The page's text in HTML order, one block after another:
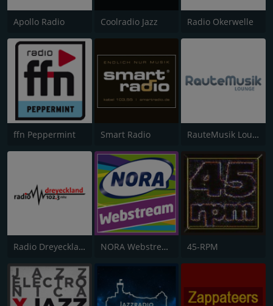
Apollo Radio Coolradio Jazz Radio Okerwelle
ffn Peppermint Smart Radio RauteMusik Lounge
Radio Dreyeckland NORA Webstream 45-RPM